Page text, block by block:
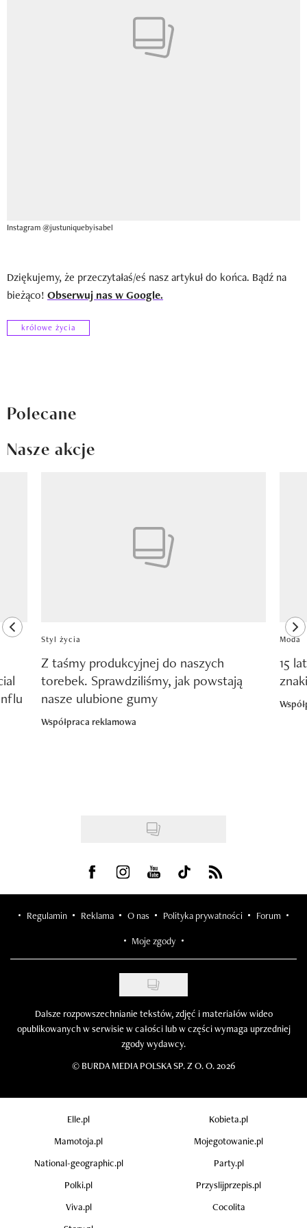
Instagram @justuniquebyisabel
Dziękujemy, że przeczytałaś/eś nasz artykuł do końca. Bądź na
bieżąco! Obserwuj nas w Google.
królowe życia
Polecane
Nasze akcje
previous element
Styl życia
Z taśmy produkcyjnej do naszych
torebek. Sprawdziliśmy, jak powstają
nasze ulubione gumy
Współpraca reklamowa
Moda
15
Visit us on Facebook
Visit us on Instagram
Visit us on Youtube
Visit us on Tiktok
Visit us on Rss
Regulamin Reklama O nas Polityka prywatności Forum
Moje zgody
Dalsze rozpowszechnianie tekstów, zdjęć i materiałów wideo
opublikowanych w serwisie w całości lub w części wymaga uprzedniej
zgody wydawcy.
© BURDA MEDIA POLSKA SP. Z O. O. 2026
Elle.pl
Kobieta.pl
Mamotoja.pl
Mojegotowanie.pl
National-geographic.pl
Party.pl
Polki.pl
Przyslijprzepis.pl
Viva.pl
Cocolita